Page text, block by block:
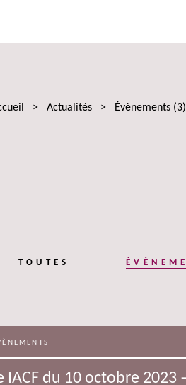
> Actualités > Évènements (3)
TOUTES
IACF du 10 octobre 2023